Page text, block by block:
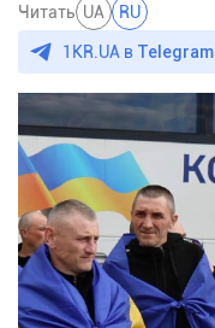
Читать UA RU
1KR.UA в Telegram